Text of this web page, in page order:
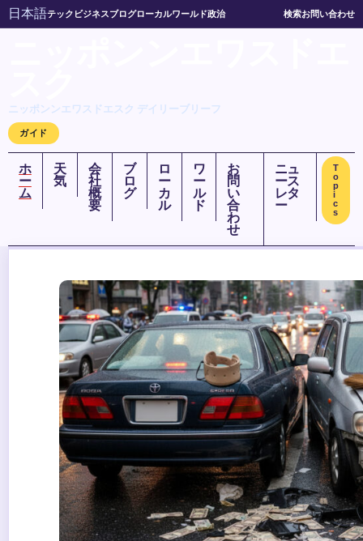
日本語テック ビジネスブログローカルワールド政治 検索お問い合わせ
ニッポンンエワスドエスク デイリーブリーフ
ガイド
ホ
ー
ム
天
気
会
社
概
要
ブ
ロ
グ
ロ
ー
カ
ル
ワ
ー
ル
ド
お
問
い
合
わ
せ
ニュ
ース
レタ
ー
T
o
p
i
c
s